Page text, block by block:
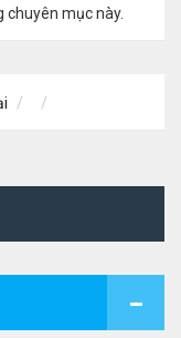
mục này.